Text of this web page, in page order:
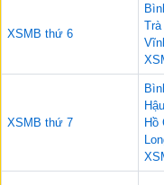
XSMB thứ 6
XSMB thứ 7
Hồ